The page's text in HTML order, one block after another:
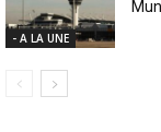
- A LA UNE